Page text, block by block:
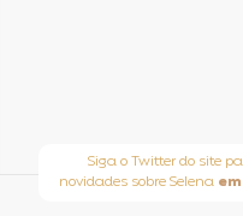
Siga o Twitter do site
novidades sobre Selena